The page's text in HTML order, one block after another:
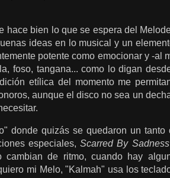
hace bien lo que se espera del
ideas en lo musical y un
potente como emocionar y -al
foso, tangana... como lo digan
etílica del momento me
aunque el disco no sea un
donde quizás se quedaron un
especiales,Scarred By Sadness
cambian de ritmo, cuando hay
mi Melo, "Kalmah" usa los